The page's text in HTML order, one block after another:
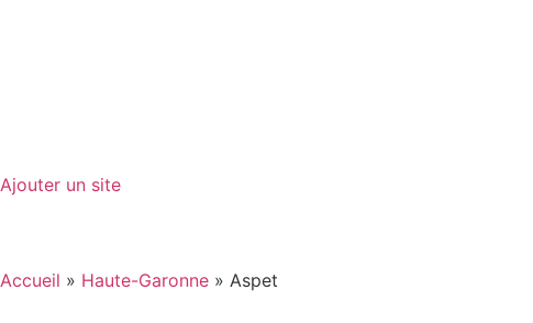
Ajouter un site
Accueil » Haute-Garonne » Aspet